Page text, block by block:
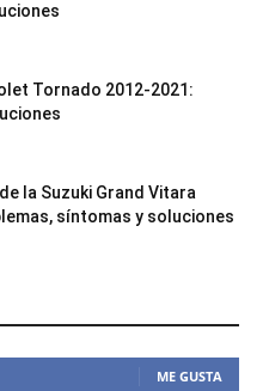
Tornado 2012-2021:
la Suzuki Grand Vitara
síntomas y soluciones
ME GUSTA